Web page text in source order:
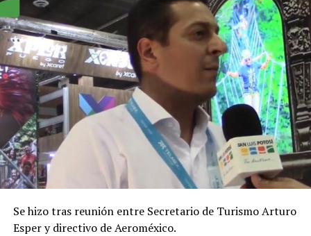
Se hizo tras reunión entre Secretario de Turismo Arturo
Esper y directivo de Aeroméxico.